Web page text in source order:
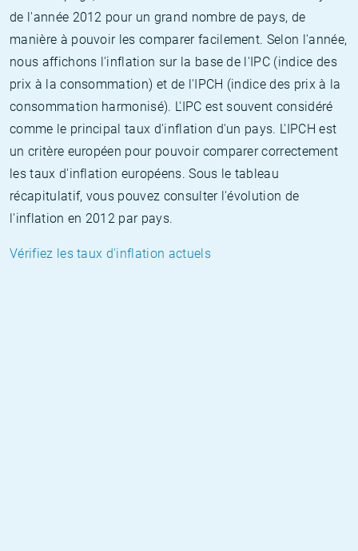
de l'année 2012 pour un grand nombre de pays, de
manière à pouvoir les comparer facilement. Selon l'année,
nous affichons l'inflation sur la base de l'IPC (indice des
prix à la consommation) et de l'IPCH (indice des prix à la
consommation harmonisé). L'IPC est souvent considéré
comme le principal taux d'inflation d'un pays. L'IPCH est
un critère européen pour pouvoir comparer correctement
les taux d'inflation européens. Sous le tableau
récapitulatif, vous pouvez consulter l'évolution de
l'inflation en 2012 par pays.
Vérifiez les taux d'inflation actuels